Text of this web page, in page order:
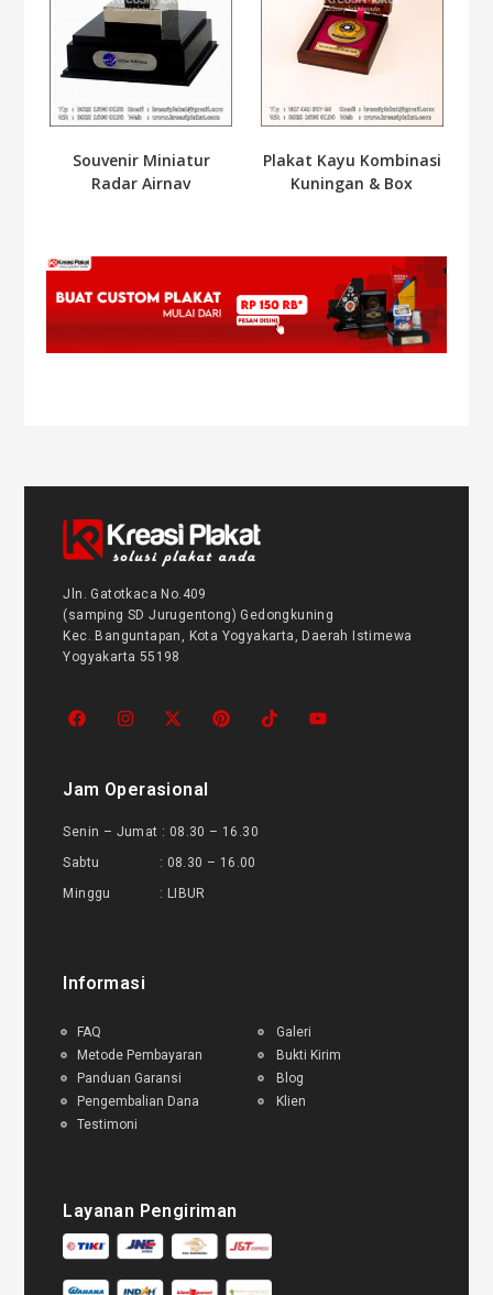
Souvenir Miniatur
Radar Airnav
Plakat Kayu Kombinasi
Kuningan & Box
Jln. Gatotkaca No.409
(samping SD Jurugentong) Gedongkuning
Kec. Banguntapan, Kota Yogyakarta, Daerah Istimewa
Yogyakarta 55198
Jam Operasional
Senin – Jumat : 08.30 – 16.30
Sabtu : 08.30 – 16.00
Minggu : LIBUR
Informasi
FAQ
Metode Pembayaran
Panduan Garansi
Pengembalian Dana
Testimoni
Galeri
Bukti Kirim
Blog
Klien
Layanan Pengiriman